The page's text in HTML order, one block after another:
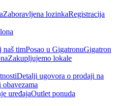
Zaboravljena lozinkaRegistracija
naš timPosao u GigatronuGigatron
Zakupljujemo lokale
Detalji ugovora o prodaji na
uređajaOutlet ponuda